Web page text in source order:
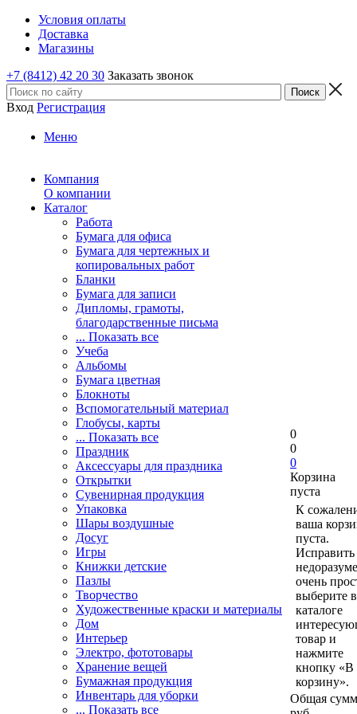
Условия оплаты
Доставка
Магазины
+7 (8412) 42 20 30 Заказать звонок
Вход Регистрация
Меню
Компания
О компании
Каталог
Работа
Бумага для офиса
Бумага для чертежных и
копировальных работ
Бланки
Бумага для записи
Дипломы, грамоты,
благодарственные письма
... Показать все
Учеба
Альбомы
Бумага цветная
Блокноты
Вспомогательный материал
Глобусы, карты
... Показать все
Праздник
Аксессуары для праздника
Открытки
Сувенирная продукция
Упаковка
Шары воздушные
Досуг
Игры
Книжки детские
Пазлы
Творчество
Художественные краски и материалы
Дом
Интерьер
Электро, фототовары
Хранение вещей
Бумажная продукция
Инвентарь для уборки
... Показать все
0
0
0
Корзина
пуста
К
ваша
пуста.
Исправить
очень
выберите в
каталоге
товар и
нажмите
кнопку «В
корзину».
Общая